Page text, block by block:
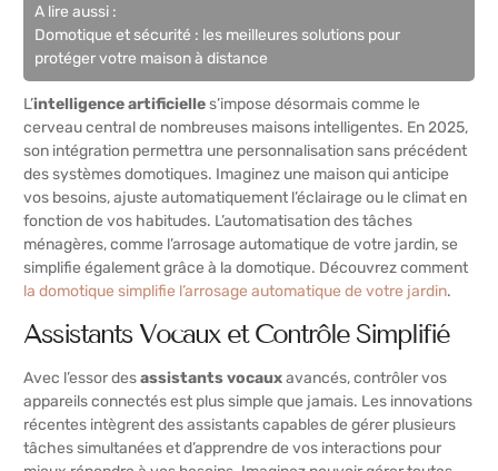
A lire aussi :
Domotique et sécurité : les meilleures solutions pour
protéger votre maison à distance
L’intelligence artificielles’impose désormais comme le
cerveau central de nombreuses maisons intelligentes. En 2025,
son intégration permettra une personnalisation sans précédent
des systèmes domotiques. Imaginez une maison qui anticipe
vos besoins, ajuste automatiquement l’éclairage ou le climat en
fonction de vos habitudes. L’automatisation des tâches
ménagères, comme l’arrosage automatique de votre jardin, se
simplifie également grâce à la domotique. Découvrez comment
la domotique simplifie l’arrosage automatique de votre jardin.
Assistants Vocaux et Contrôle Simplifié
Avec l’essor desassistants vocauxavancés, contrôler vos
appareils connectés est plus simple que jamais. Les innovations
récentes intègrent des assistants capables de gérer plusieurs
tâches simultanées et d’apprendre de vos interactions pour